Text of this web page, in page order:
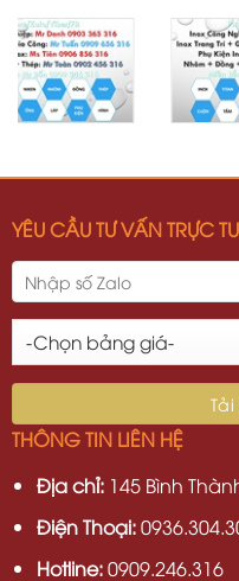
YÊU CẦU TƯ VẤN TRỰC
THÔNG TIN LIÊN HỆ
Địa chỉ:145 Bình
Điện Thoại:
Hotline:0909.246.316